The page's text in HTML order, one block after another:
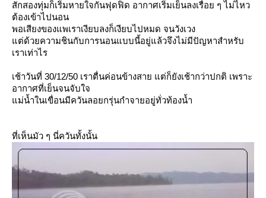
สักสองทุ่มก็เริ่มหายใจกันฟุดฟิด อากาศเริ่มเย็นลงเรื่อย ๆ ไม่ไหว
ต้องเข้าไปนอน
พอเสียงของแพเราเงียบลงก็เงียบไปหมด จนวังเวง
ต่ด้วยความชินกับการนอนแบบนี้อยู่แล้วจึงไม่มีปัญหาสำหรับ
เราเท่าไร
เช้าวันที่ 30/12/50 เราตื่นค่อนข้างสาย แต่ก็ยังเช้ากว่าปกติ เพราะ
อากาศที่เย็นจนจับใจ
ม่น้ำในเขื่อนมีควันลอยกรุ่นกำจายอยู่ทั่วท้องน้ำ
ที่เห็นมัว ๆ นี่ควันทั้งนั้น